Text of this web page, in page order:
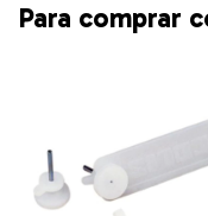
Para comprar